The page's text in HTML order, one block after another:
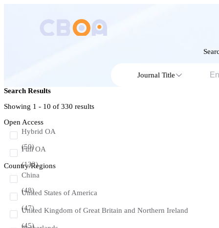
Journal Title
Search Results
Showing 1 - 10 of 330 results
Open Access
Hybrid OA
(50)
Full OA
(133)
Country/Regions
China
(48)
United States of America
(47)
United Kingdom of Great Britain and Northern Ireland
(45)